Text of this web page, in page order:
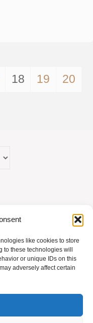
like cookies to store
these technologies will
or unique IDs on this
adversely affect certain
18 19
20
PRIVACITAT
|
ACCÉS SOCIS